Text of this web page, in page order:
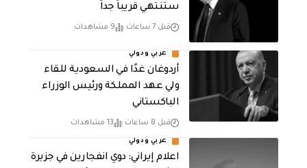
ستنتهي قريباً جداً
قبل 7 ساعات 9 مشاهدات
عربي ودولي
أردوغان غدًا في السعودية للقاء
ولي عهد المملكة ورئيس الوزراء
الباكستاني
قبل 8 ساعات 13 مشاهدات
عربي ودولي
اعلام إيراني: دوي انفجارين في جزيرة